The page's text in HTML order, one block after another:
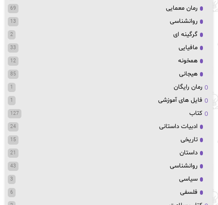
رمان معمایی 69
روانشناسی 13
گرگینه ای 2
مافیایی 33
همخونه 12
هیجانی 85
رمان رایگان 1
فایل های آموزشی 1
کتاب 127
ادبیات داستانی 24
تاریخی 15
داستان 21
روانشناسی 43
سیاسی 3
فلسفی 6